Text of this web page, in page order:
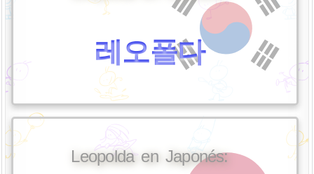
레오폴다
Leopolda en Japonés: